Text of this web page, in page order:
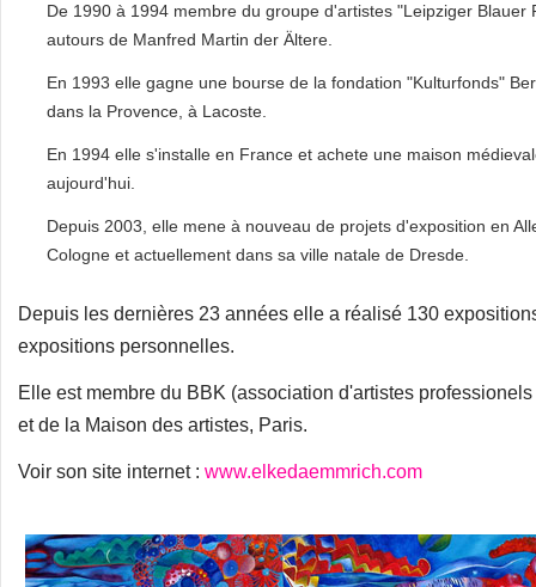
De 1990 à 1994 membre du groupe d'artistes "Leipziger Blauer
autours de Manfred Martin der Ältere.
En 1993 elle gagne une bourse de la fondation "Kulturfonds"
dans la Provence, à Lacoste.
En 1994 elle s'installe en France et achete une maison
aujourd'hui.
Depuis 2003, elle mene à nouveau de projets d'exposition en
Cologne et actuellement dans sa ville natale de Dresde.
Depuis les dernières 23 années elle a réalisé 130
expositions personnelles.
Elle est membre du BBK (association d'artistes
et de la Maison des artistes, Paris.
Voir son site internet : www.elkedaemmrich.com